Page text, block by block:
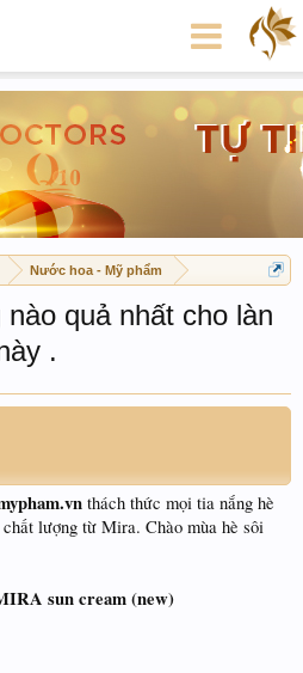
Nước hoa - Mỹ phẩm
quả nhất cho làn
.
thách thức mọi tia nắng hè
lượng từ Mira. Chào mùa hè sôi
sun cream (new)